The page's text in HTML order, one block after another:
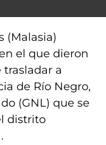
(Malasia)
el que dieron
trasladar a
de Río Negro,
(GNL) que se
distrito